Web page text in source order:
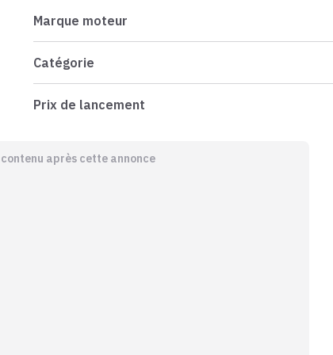
Marque moteur
Catégorie
Prix de lancement
après cette annonce